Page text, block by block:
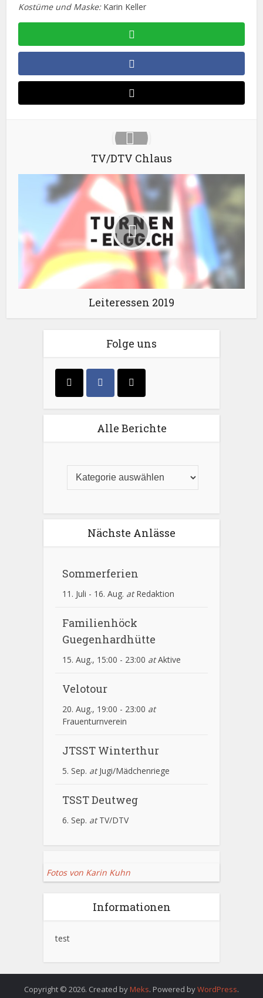
Kostüme und Maske:Karin Keller
TV/DTV Chlaus
Leiteressen 2019
Folge uns
Alle Berichte
Nächste Anlässe
Sommerferien
11. Juli - 16. Aug. atRedaktion
Familienhöck
Guegenhardhütte
15. Aug., 15:00 - 23:00 atAktive
Velotour
20. Aug., 19:00 - 23:00 at
Frauenturnverein
JTSST Winterthur
5. Sep. atJugi/Mädchenriege
TSST Deutweg
6. Sep. atTV/DTV
Fotos von Karin Kuhn
Informationen
test
Copyright © 2026. Created by Meks. Powered byWordPress.